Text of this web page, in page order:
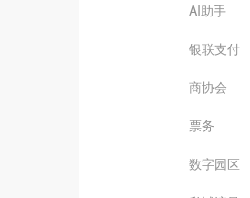
AI助手
银联支付
商协会
票务
数字园区